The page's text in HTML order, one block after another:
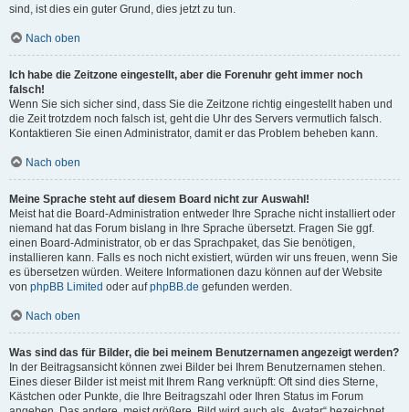
sind, ist dies ein guter Grund, dies jetzt zu tun.
Nach oben
Ich habe die Zeitzone eingestellt, aber die Forenuhr geht immer noch
falsch!
Wenn Sie sich sicher sind, dass Sie die Zeitzone richtig eingestellt haben und
die Zeit trotzdem noch falsch ist, geht die Uhr des Servers vermutlich falsch.
Kontaktieren Sie einen Administrator, damit er das Problem beheben kann.
Nach oben
Meine Sprache steht auf diesem Board nicht zur Auswahl!
Meist hat die Board-Administration entweder Ihre Sprache nicht installiert oder
niemand hat das Forum bislang in Ihre Sprache übersetzt. Fragen Sie ggf.
einen Board-Administrator, ob er das Sprachpaket, das Sie benötigen,
installieren kann. Falls es noch nicht existiert, würden wir uns freuen, wenn Sie
es übersetzen würden. Weitere Informationen dazu können auf der Website
von phpBB Limited oder aufphpBB.de gefunden werden.
Nach oben
Was sind das für Bilder, die bei meinem Benutzernamen angezeigt werden?
In der Beitragsansicht können zwei Bilder bei Ihrem Benutzernamen stehen.
Eines dieser Bilder ist meist mit Ihrem Rang verknüpft: Oft sind dies Sterne,
Kästchen oder Punkte, die Ihre Beitragszahl oder Ihren Status im Forum